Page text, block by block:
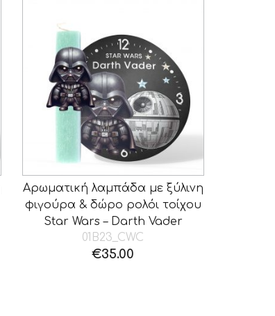
Αρωματική λαμπάδα με ξύλινη
φιγούρα & δώρο ρολόι τοίχου
Star Wars – Darth Vader
01B23_CWC
€35.00